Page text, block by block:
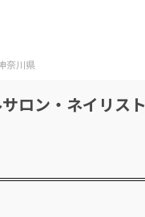
奈川県
ロン・ネイリスト